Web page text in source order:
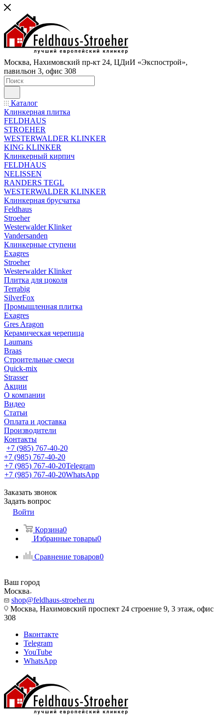
Москва, Нахимовский пр-кт 24, ЦДиИ «Экспострой»,
павильон 3, офис 308
Каталог
Клинкерная плитка
FELDHAUS
STROEHER
WESTERWALDER KLINKER
KING KLINKER
Клинкерный кирпич
FELDHAUS
NELISSEN
RANDERS TEGL
WESTERWALDER KLINKER
Клинкерная брусчатка
Feldhaus
Stroeher
Westerwalder Klinker
Vandersanden
Клинкерные ступени
Exagres
Stroeher
Westerwalder Klinker
Плитка для цоколя
Terrabig
SilverFox
Промышленная плитка
Exagres
Gres Aragon
Керамическая черепица
Laumans
Braas
Строительные смеси
Quick-mix
Strasser
Акции
О компании
Видео
Статьи
Оплата и доставка
Производители
Контакты
+7 (985) 767-40-20
+7 (985) 767-40-20
+7 (985) 767-40-20Telegram
+7 (985) 767-40-20WhatsApp
Заказать звонок
Задать вопрос
Войти
Корзина0
Избранные товары0
Сравнение товаров0
Ваш город
Москва
shop@feldhaus-stroeher.ru
Москва, Нахимовский проспект 24 строение 9, 3 этаж, офис
308
Вконтакте
Telegram
YouTube
WhatsApp